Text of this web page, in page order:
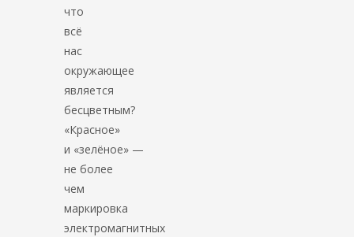
что
всё
нас
окружающее
является
бесцветным?
«Красное»
и «зелёное» —
не более
чем
маркировка
электромагнитных